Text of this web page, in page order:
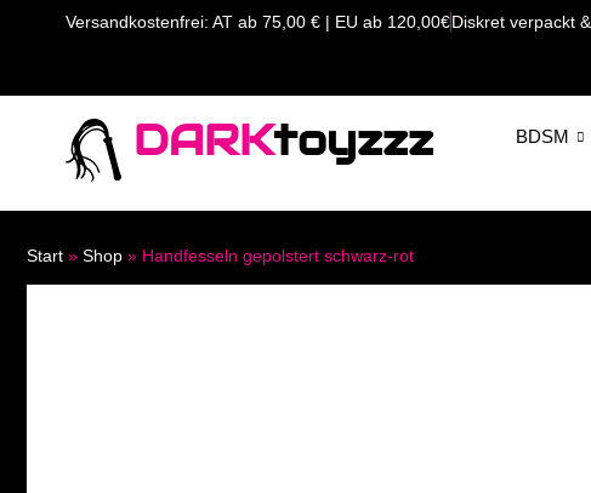
Versandkostenfrei: AT ab 75,00 € | EU ab 120,00€Diskret verpackt
DARKtoyzzz BDSM
Start » Shop » Handfesseln gepolstert schwarz-rot